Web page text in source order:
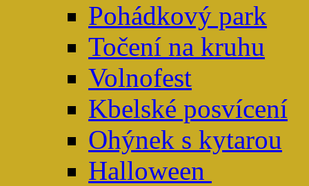
Pohádkový park
Točení na kruhu
Volnofest
Kbelské posvícení
Ohýnek s kytarou
Halloween